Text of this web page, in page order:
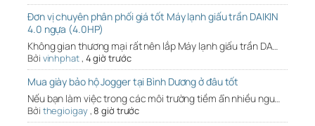
Đơn vị chuyên phân phối giá tốt Máy lạnh giấu trần DAIKIN
4.0 ngựa (4.0HP)
Không gian thương mại rất nên lắp Máy lạnh giấu trần DA…
Bởi vinhphat, 4 giờ trước
Mua giày bảo hộ Jogger tại Bình Dương ở đâu tốt
Nếu bạn làm việc trong các môi trường tiềm ẩn nhiều ngu…
Bởi thegioigay,8 giờ trước